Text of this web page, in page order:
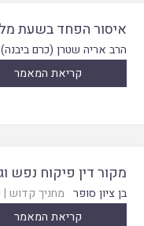
איסור הפחד בשעת
הרב אריה שטרן (כרם ביבנה)
קריאת המאמר
מקור דין פיקוח נפש
בן ציון סופר מחניך קדוש |
קריאת המאמר